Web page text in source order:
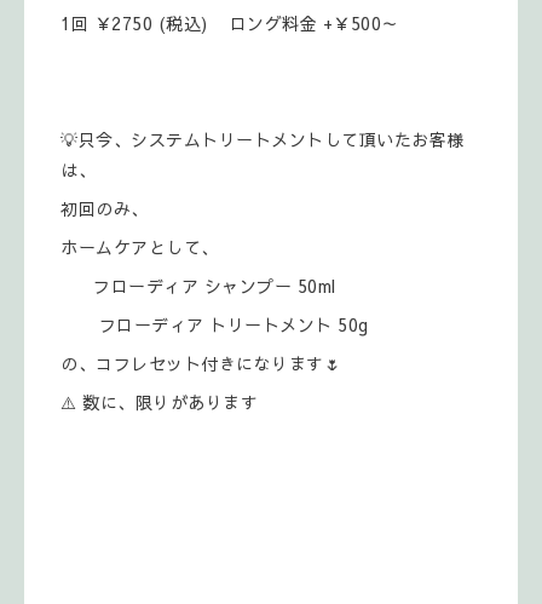
1回 ￥2750 (税込) ロング料金 +￥500～
💡只今、システムトリートメントして頂いたお客様
は、
初回のみ、
ホームケアとして、
フローディア シャンプー 50ml
フローディア トリートメント 50g
の、コフレセット付きになります🌷
⚠️ 数に、限りがあります